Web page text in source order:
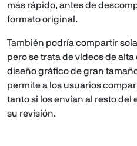
más rápido, antes de
formato original.
También podría compartir
pero se trata de vídeos de
diseño gráfico de gran
permite a los usuarios
tanto si los envían al resto del
su revisión.